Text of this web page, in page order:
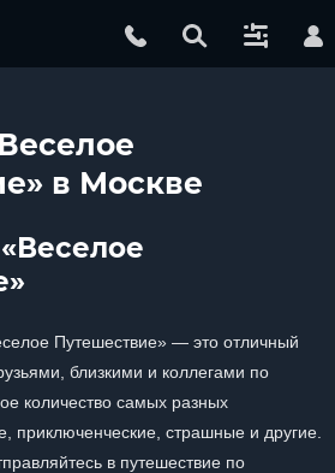
в Москве
Путешествие» — это отличный
близкими и коллегами по
количество самых разных
приключенческие, страшные и другие.
в путешествие по